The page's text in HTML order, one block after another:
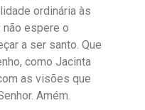
ordinária às
não espere o
a ser santo. Que
como Jacinta
as visões que
Amém.